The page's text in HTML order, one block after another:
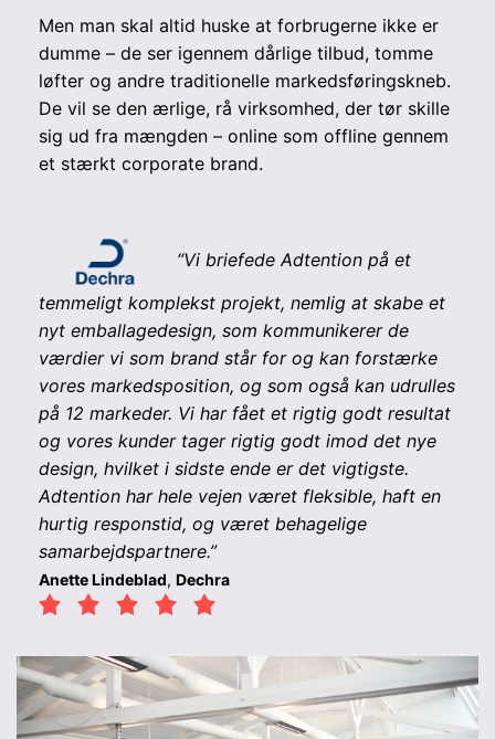
Men man skal altid huske at forbrugerne ikke er
dumme – de ser igennem dårlige tilbud, tomme
løfter og andre traditionelle markedsføringskneb.
De vil se den ærlige, rå virksomhed, der tør skille
sig ud fra mængden – online som offline gennem
et stærkt corporate brand.
“Vi briefede Adtention på et
temmeligt komplekst projekt, nemlig at skabe et
nyt emballagedesign, som kommunikerer de
værdier vi som brand står for og kan forstærke
vores markedsposition, og som også kan udrulles
på 12 markeder. Vi har fået et rigtig godt resultat
og vores kunder tager rigtig godt imod det nye
design, hvilket i sidste ende er det vigtigste.
Adtention har hele vejen været fleksible, haft en
hurtig responstid, og været behagelige
samarbejdspartnere.”
Anette Lindeblad, Dechra